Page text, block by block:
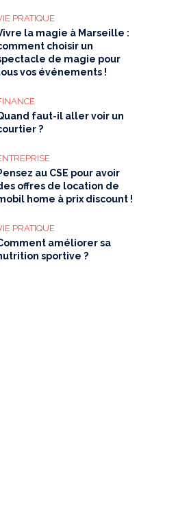
PRATIQUE
la magie à Marseille :
choisir un
de magie pour
vos événements !
faut-il aller voir un
?
au CSE pour avoir
offres de location de
home à prix discount !
PRATIQUE
améliorer sa
sportive ?